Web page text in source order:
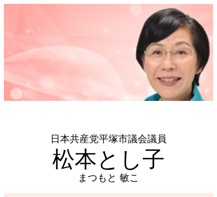
松本とし子
まつもと 敏こ
日本共産党平塚市議会議員